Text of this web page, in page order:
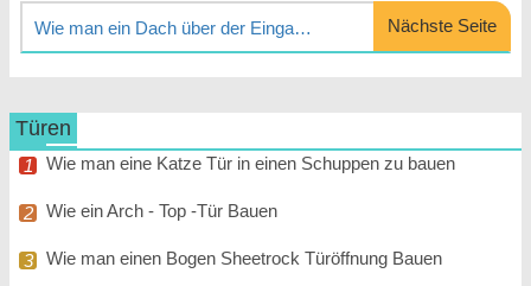
Nächste Seite
Wie man ein Dach über der Eingangstür hinzufügen
Türen
Wie man eine Katze Tür in einen Schuppen zu bauen
Wie ein Arch - Top -Tür Bauen
Wie man einen Bogen Sheetrock Türöffnung Bauen